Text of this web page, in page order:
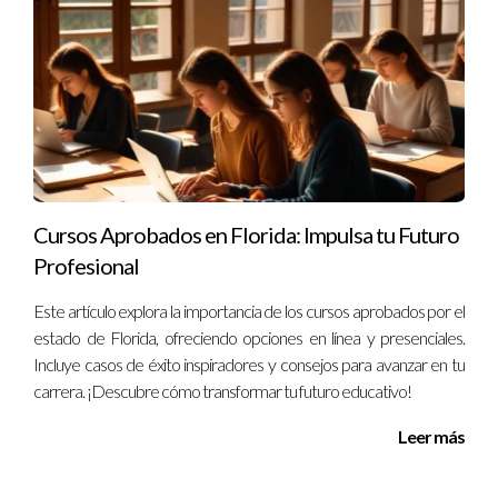
cliente sobre las consecuencias legales asociadas con la venta
de productos falsificados.
¿Cómo puedo identificar señales de fraude en
transacciones?
Presta atención a métodos de pago inusuales, pedidos
grandes sin antecedentes claros y cualquier inconsistencia en
¿Qué medidas debo tomar para proteger mi
Establece políticas claras sobre el manejo y divulgación de
información confidencial y capacita a tus empleados sobre su
importancia.
¿Es necesario consultar a un abogado ante
Cursos Aprobados en Florida: Impulsa tu Futuro
Profesional
Este artículo explora la importancia de los cursos aprobados por el
estado de Florida, ofreciendo opciones en línea y presenciales.
Incluye casos de éxito inspiradores y consejos para avanzar en tu
carrera. ¡Descubre cómo transformar tu futuro educativo!
Leer más